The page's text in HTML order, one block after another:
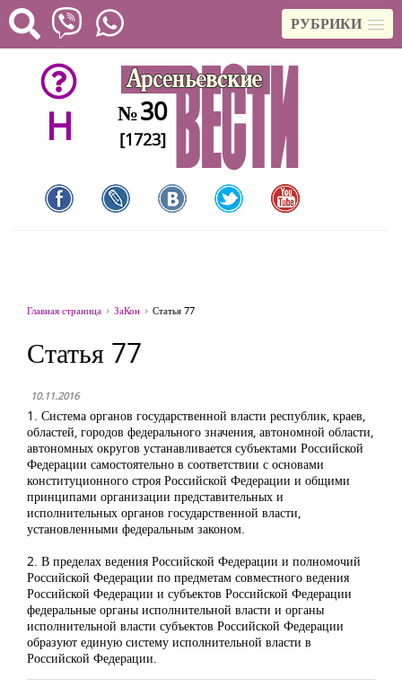
РУБРИКИ
H №30
[1723]
Главная страница ЗаКон Статья 77
Статья 77
10.11.2016
1. Система органов государственной власти республик, краев,
областей, городов федерального значения, автономной области,
автономных округов устанавливается субъектами Российской
Федерации самостоятельно в соответствии с основами
конституционного строя Российской Федерации и общими
принципами организации представительных и
исполнительных органов государственной власти,
установленными федеральным законом.
2. В пределах ведения Российской Федерации и полномочий
Российской Федерации по предметам совместного ведения
Российской Федерации и субъектов Российской Федерации
федеральные органы исполнительной власти и органы
исполнительной власти субъектов Российской Федерации
образуют единую систему исполнительной власти в
Российской Федерации.